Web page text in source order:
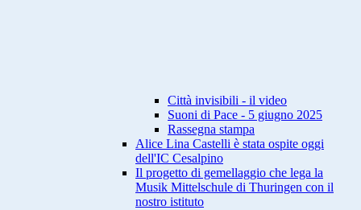
Città invisibili - il video
Suoni di Pace - 5 giugno 2025
Rassegna stampa
Alice Lina Castelli è stata ospite oggi
dell'IC Cesalpino
Il progetto di gemellaggio che lega la
Musik Mittelschule di Thuringen con il
nostro istituto